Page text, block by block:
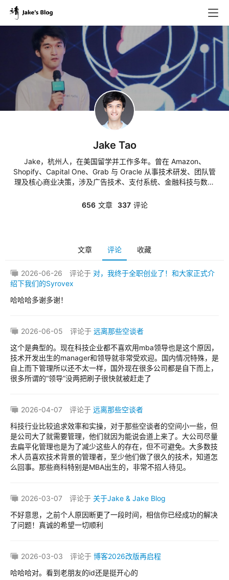
原
创
专
栏
业
动
态
碎
推
荐
工
登录
Jake Tao
Jake，杭州人，在美国留学并工作多年。曾在 Amazon、
Shopify、Capital One、Grab 与 Oracle 从事技术研发、团队管
理及核心商业决策，涉及广告技术、支付系统、金融科技与数据
到一的创造与实践，若有共鸣，欢迎交流！
656 文章 337 评论
文章 评论 收藏
2026-06-26 评论于 对，我终于全职创业了！和大家正式介
绍下我们的Syrovex
哈哈哈多谢多谢！
2026-06-05 评论于 远离那些空谈者
这个是典型的。现在科技企业都不喜欢用mba领导也是这个原因，
技术开发出生的manager和领导就非常受欢迎。国内情况特殊，是
自上而下管理所以还不太一样，国外现在很多公司都是自下而上，
很多所谓的“领导”没两把刷子很快就被赶走了
2026-04-07 评论于 远离那些空谈者
科技行业比较追求效率和实操，对于那些空谈者的空间小一些，但
是公司大了就需要管理，他们就因为能说会道上来了。大公司尽量
去扁平化管理也是为了减少这些人的存在，但不可避免。大多数技
术人员喜欢技术背景的管理者，至少他们做了很久的技术，知道怎
么回事。那些商科特别是MBA出生的，非常不招人待见。
2026-03-07 评论于 关于Jake & Jake Blog
不好意思，之前个人原因断更了一段时间，相信你已经成功的解决
了问题！真诚的希望一切顺利
2026-03-03 评论于 博客2026改版再启程
哈哈哈对。看到老朋友的id还是挺开心的